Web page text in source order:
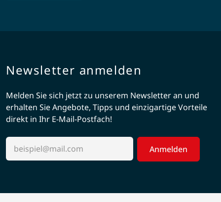
Newsletter anmelden
Melden Sie sich jetzt zu unserem Newsletter an und
erhalten Sie Angebote, Tipps und einzigartige Vorteile
direkt in Ihr E-Mail-Postfach!
Anmelden